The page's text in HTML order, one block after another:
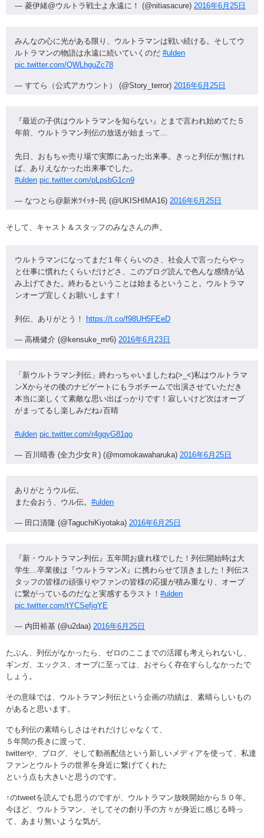
— 菱伊緒@ウルトラ戦士よ永遠に！ (@nitiasacure) 2016年6月25日
みんなの心に光がある限り、ウルトラマンは戦い続ける。そしてウ
ルトラマンの物語は永遠に続いていくのだ #ulden
pic.twitter.com/QWLhguZc78
— すてら（公式アカウント） (@Story_terror) 2016年6月25日
『最近の子供はウルトラマンを知らない』とまで言われ始めてた５
年前、ウルトラマン列伝の放送が始まって...
先日、おもちゃ売り場で実際にあった出来事。きっと列伝が無けれ
ば、ありえなかった出来事でした。
#ulden pic.twitter.com/pLpsbG1cn9
— なつとら@新米ﾂｲｯﾀｰ民 (@UKISHIMA16) 2016年6月25日
そして、キャスト＆スタッフのみなさんの声。
ウルトラマンになってまだ１年くらいのさ、社会人で言ったらやっ
と仕事に慣れたくらいだけどさ、このブログ読んで色んな感情が込
み上げてきた。終わるということは始まるということ。ウルトラマ
ンオーブ宜しくお願いします！
列伝、ありがとう！ https://t.co/f98UH5FEeD
— 高橋健介 (@kensuke_mr6) 2016年6月23日
「新ウルトラマン列伝」終わっちゃいましたね(>_<)私はウルトラマ
ンXからその後のナビゲートにもラボチームで出演させていただき
本当に楽しくて素敵な思い出ばっかりです！寂しいけど次はオーブ
がまってるし楽しみだね♪百晴
#ulden pic.twitter.com/r4gqyG81qo
— 百川晴香 (全力少女Ｒ) (@momokawaharuka) 2016年6月25日
ありがとうウル伝。
また会おう、ウル伝。 #ulden
— 田口清隆 (@TaguchiKiyotaka) 2016年6月25日
『新・ウルトラマン列伝』五年間お疲れ様でした！列伝開始時は大
学生...卒業後は『ウルトラマンX』に携わらせて頂きました！列伝ス
タッフの皆様の頑張りやファンの皆様の応援が積み重なり、オーブ
に繋がっているのだなと実感するラスト！ #ulden
pic.twitter.com/tYCSefjgYE
— 内田裕基 (@u2daa) 2016年6月25日
たぶん、列伝がなかったら、ゼロのここまでの活躍も考えられないし、
ギンガ、エックス、オーブに至っては、おそらく存在すらしなかったで
しょう。
その意味では、ウルトラマン列伝という企画の功績は、素晴らしいもの
があると思います。
でも列伝の素晴らしさはそれだけじゃなくて、
５年間の長きに渡って、
twitterや、ブログ、そして動画配信という新しいメディアを使って、私達
ファンとウルトラの世界を身近に繋げてくれた
という点も大きいと思うのです。
↑のtweetを読んでも思うのですが、ウルトラマン放映開始から５０年。
今ほど、ウルトラマン、そしてその創り手の方々が身近に感じる時っ
て、あまり無いような気が。